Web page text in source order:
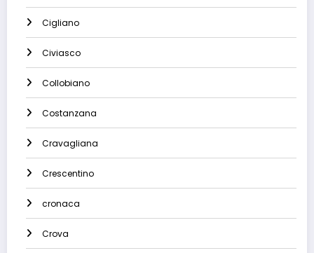
Cigliano
Civiasco
Collobiano
Costanzana
Cravagliana
Crescentino
cronaca
Crova